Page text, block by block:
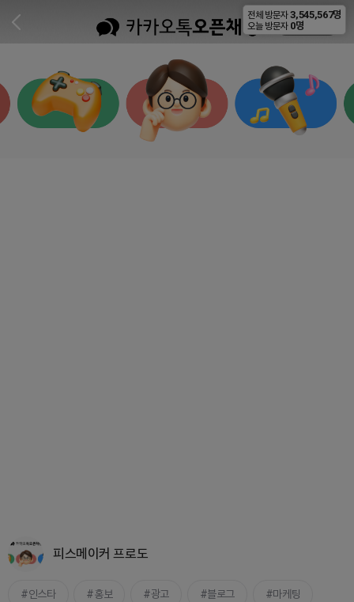
비공개
피스메이커 프로도
인스타 홍보 광고 블로그 마케팅
전체 방문자 3,545,567명
오늘 방문자 0명